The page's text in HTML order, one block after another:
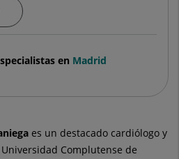
en Madrid
es un destacado cardiólogo y
Complutense de